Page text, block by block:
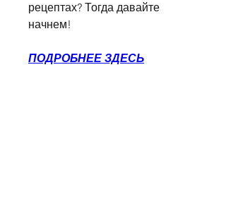
рецептах? Тогда давайте
начнем!
ПОДРОБНЕЕ ЗДЕСЬ